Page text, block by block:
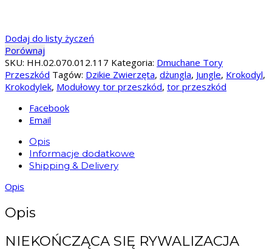
Dodaj do listy życzeń
Porównaj
SKU: HH.02.070.012.117 Kategoria: Dmuchane Tory
Przeszkód Tagów: Dzikie Zwierzęta, dżungla, Jungle, Krokodyl,
Krokodylek, Modułowy tor przeszkód, tor przeszkód
Facebook
Email
Opis
Informacje dodatkowe
Shipping & Delivery
Opis
Opis
NIEKOŃCZĄCA SIĘ RYWALIZACJA